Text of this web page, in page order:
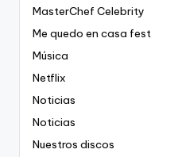
MasterChef Celebrity
Me quedo en casa fest
Música
Netflix
Noticias
Noticias
Nuestros discos